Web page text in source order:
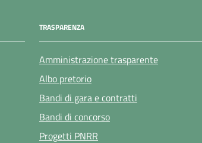
TRASPARENZA
Amministrazione trasparente
Albo pretorio
Bandi di gara e contratti
Bandi di concorso
Progetti PNRR